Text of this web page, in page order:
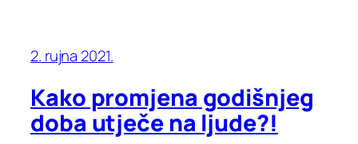
2. rujna 2021.
Kako promjena godišnjeg
doba utječe na ljude?!